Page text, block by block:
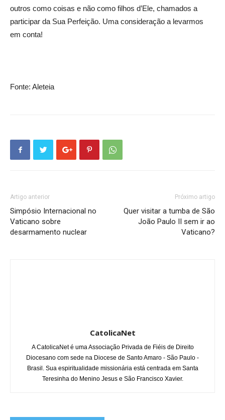
outros como coisas e não como filhos d’Ele, chamados a
participar da Sua Perfeição. Uma consideração a levarmos
em conta!
Fonte: Aleteia
Artigo anterior
Simpósio Internacional no
Vaticano sobre
desarmamento nuclear
Próximo artigo
Quer visitar a tumba de São
João Paulo II sem ir ao
Vaticano?
CatolicaNet
A CatolicaNet é uma Associação Privada de Fiéis de Direito
Diocesano com sede na Diocese de Santo Amaro - São Paulo -
Brasil. Sua espiritualidade missionária está centrada em Santa
Teresinha do Menino Jesus e São Francisco Xavier.